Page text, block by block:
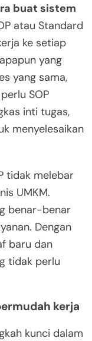
buat sistem
atau Standard
ke setiap
yang
yang sama,
SOP
inti tugas,
menyelesaikan
tidak melebar
UMKM.
benar-benar
Dengan
baru dan
tidak perlu
kerja
kunci dalam